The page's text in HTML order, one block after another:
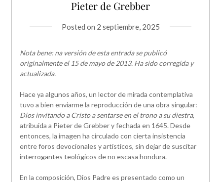
Pieter de Grebber
Posted on 2 septiembre, 2025
Nota bene: na versión de esta entrada se publicó
originalmente el 15 de mayo de 2013. Ha sido corregida y
actualizada.
Hace ya algunos años, un lector de mirada contemplativa
tuvo a bien enviarme la reproducción de una obra singular:
Dios invitando a Cristo a sentarse en el trono a su diestra,
atribuida a Pieter de Grebber y fechada en 1645. Desde
entonces, la imagen ha circulado con cierta insistencia
entre foros devocionales y artísticos, sin dejar de suscitar
interrogantes teológicos de no escasa hondura.
En la composición, Dios Padre es presentado como un